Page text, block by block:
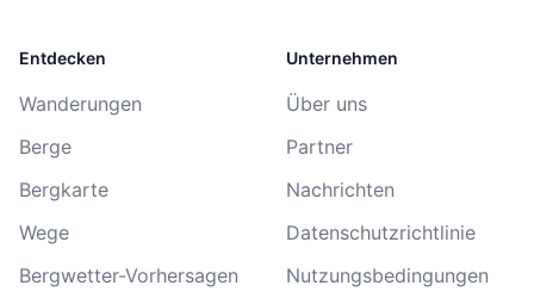
Entdecken
Wanderungen
Berge
Bergkarte
Wege
Bergwetter-Vorhersagen
Unternehmen
Über uns
Partner
Nachrichten
Datenschutzrichtlinie
Nutzungsbedingungen